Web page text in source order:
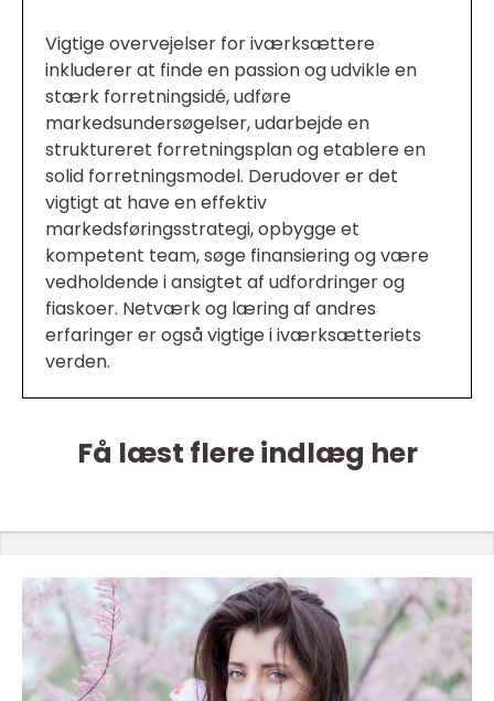
Vigtige overvejelser for iværksættere
inkluderer at finde en passion og udvikle en
stærk forretningsidé, udføre
markedsundersøgelser, udarbejde en
struktureret forretningsplan og etablere en
solid forretningsmodel. Derudover er det
vigtigt at have en effektiv
markedsføringsstrategi, opbygge et
kompetent team, søge finansiering og være
vedholdende i ansigtet af udfordringer og
fiaskoer. Netværk og læring af andres
erfaringer er også vigtige i iværksætteriets
verden.
Få læst flere indlæg her